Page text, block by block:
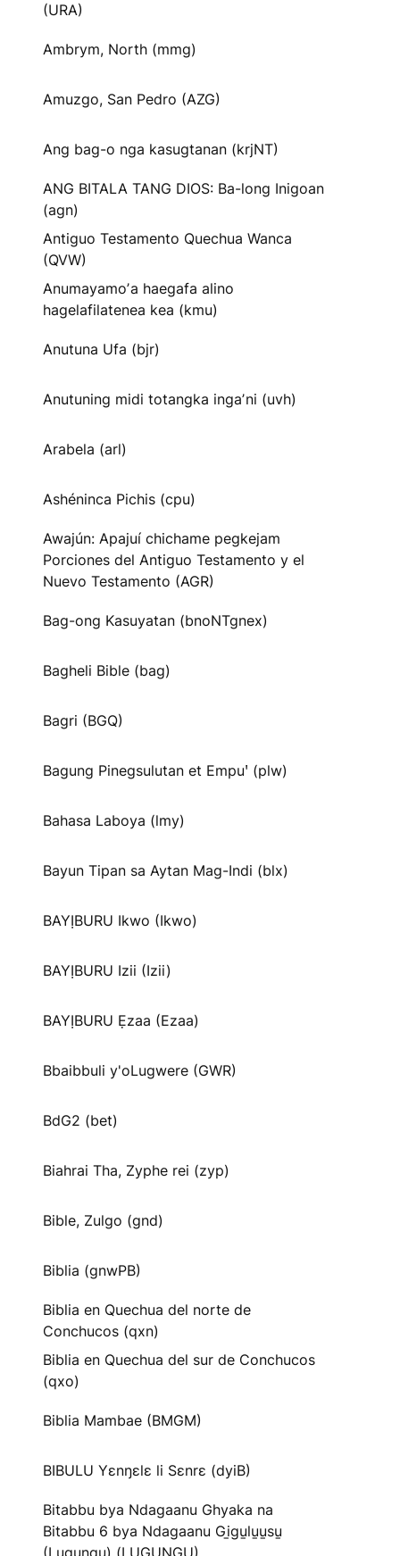
(URA)
Ambrym, North (mmg)
Amuzgo, San Pedro (AZG)
Ang bag-o nga kasugtanan (krjNT)
ANG BITALA TANG DIOS: Ba-long Inigoan
(agn)
Antiguo Testamento Quechua Wanca
(QVW)
Anumayamoʼa haegafa alino
hagelafilatenea kea (kmu)
Anutuna Ufa (bjr)
Anutuning midi totangka ingaʼni (uvh)
Arabela (arl)
Ashéninca Pichis (cpu)
Awajún: Apajuí chichame pegkejam
Porciones del Antiguo Testamento y el
Nuevo Testamento (AGR)
Bag-ong Kasuyatan (bnoNTgnex)
Bagheli Bible (bag)
Bagri (BGQ)
Bagung Pinegsulutan et Empuꞌ (plw)
Bahasa Laboya (lmy)
Bayun Tipan sa Aytan Mag-Indi (blx)
BAYỊBURU Ikwo (Ikwo)
BAYỊBURU Izii (Izii)
BAYỊBURU Ẹzaa (Ezaa)
Bbaibbuli y'oLugwere (GWR)
BdG2 (bet)
Biahrai Tha, Zyphe rei (zyp)
Bible, Zulgo (gnd)
Biblia (gnwPB)
Biblia en Quechua del norte de
Conchucos (qxn)
Biblia en Quechua del sur de Conchucos
(qxo)
Biblia Mambae (BMGM)
BIBULU Yɛnŋɛlɛ li Sɛnrɛ (dyiB)
Bitabbu bya Ndagaanu Ghyaka na
Bitabbu 6 bya Ndagaanu Gi̱gu̱lu̱u̱su̱
(Lugungu) (LUGUNGU)